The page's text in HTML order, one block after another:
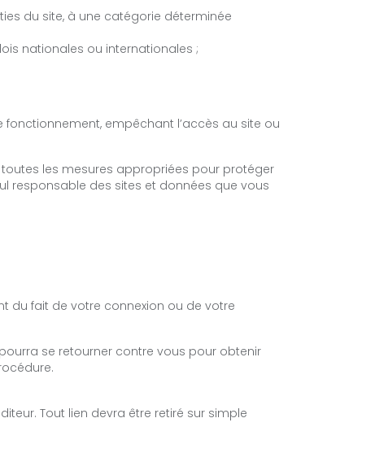
du site, à une catégorie déterminée
nationales ou internationales ;
empêchant l’accès au site ou
les mesures appropriées pour protéger
responsable des sites et données que vous
du fait de votre connexion ou de votre
se retourner contre vous pour obtenir
Tout lien devra être retiré sur simple